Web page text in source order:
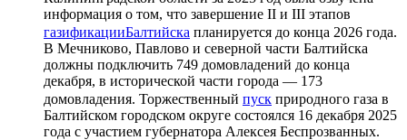
информация о том, что завершение II и III этапов
газификацииБалтийска планируется до конца 2026 года.
В Мечниково, Павлово и северной части Балтийска
должны подключить 749 домовладений до конца
декабря, в исторической части города — 173
домовладения. Торжественный пуск природного газа в
Балтийском городском округе состоялся 16 декабря 2025
года с участием губернатора Алексея Беспрозванных.